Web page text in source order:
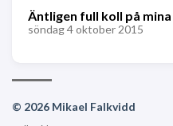
Äntligen full koll på
söndag 4 oktober 2015
© 2026 Mikael Falkvidd